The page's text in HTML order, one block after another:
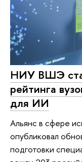
НИУ ВШЭ
рейтинга
для ИИ
Альянс в сфере
опубликовал
подготовки